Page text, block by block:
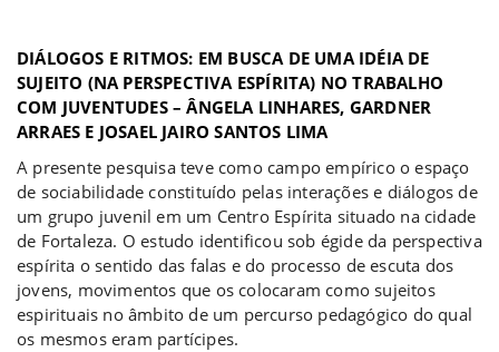
DIÁLOGOS E RITMOS: EM BUSCA DE UMA IDÉIA DE
SUJEITO (NA PERSPECTIVA ESPÍRITA) NO TRABALHO
COM JUVENTUDES – ÂNGELA LINHARES, GARDNER
ARRAES E JOSAEL JAIRO SANTOS LIMA
A presente pesquisa teve como campo empírico o espaço
de sociabilidade constituído pelas interações e diálogos de
um grupo juvenil em um Centro Espírita situado na cidade
de Fortaleza. O estudo identificou sob égide da perspectiva
espírita o sentido das falas e do processo de escuta dos
jovens, movimentos que os colocaram como sujeitos
espirituais no âmbito de um percurso pedagógico do qual
os mesmos eram partícipes.